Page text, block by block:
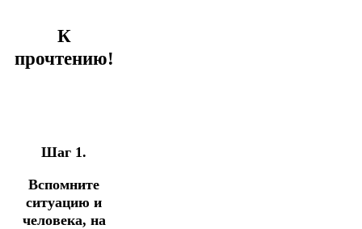
К
прочтению!
Шаг 1.
Вспомните
ситуацию и
человека, на